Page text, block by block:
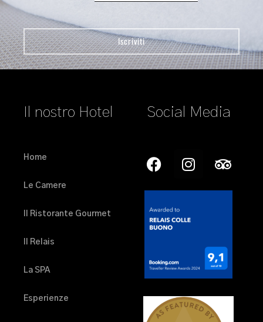
Il nostro Hotel
Home
Le Camere
Il Ristorante Gourmet
Il Relais
La SPA
Esperienze
Social Media